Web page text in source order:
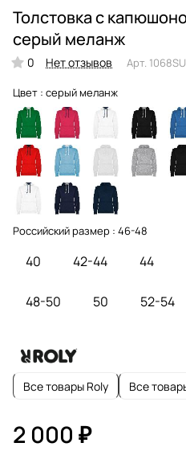
Толстовка с
серый меланж
0 Нет отзывов Арт.
Цвет : серый меланж
Российский размер : 46-48
40 42-44 44
48-50 50 52-54
Все товары Roly Все
2 000 ₽